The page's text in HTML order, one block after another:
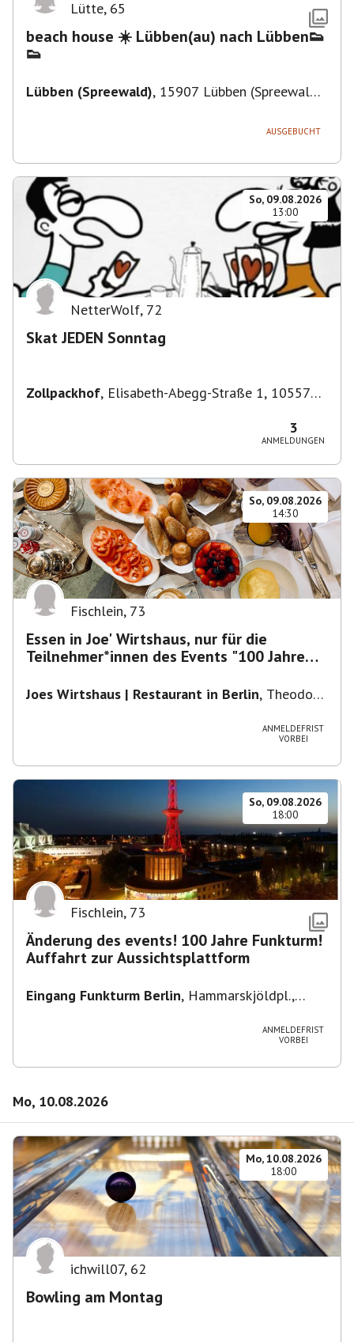
Lütte, 65
beach house ☀️ Lübben(au) nach Lübben👟
👟
Lübben (Spreewald), 15907 Lübben (Spreewald),
AUSGEBUCHT
So, 09.08.2026
13:00
NetterWolf, 72
Skat JEDEN Sonntag
Zollpackhof, Elisabeth-Abegg-Straße 1, 10557
3
ANMELDUNGEN
So, 09.08.2026
14:30
Fischlein, 73
Essen in Joe' Wirtshaus, nur für die
Teilnehmer*innen des Events "100 Jahre
Joes Wirtshaus | Restaurant in Berlin, Theodor-
ANMELDEFRIST
VORBEI
So, 09.08.2026
18:00
Fischlein, 73
Änderung des events! 100 Jahre Funkturm!
Auffahrt zur Aussichtsplattform
Eingang Funkturm Berlin, Hammarskjöldpl.,
ANMELDEFRIST
VORBEI
Mo, 10.08.2026
Mo, 10.08.2026
18:00
ichwill07, 62
Bowling am Montag